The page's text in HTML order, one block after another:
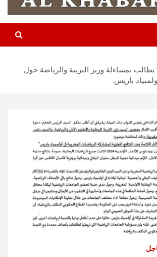
يطالب بمساءلة وزير التربية والرياضة حول
باريس.